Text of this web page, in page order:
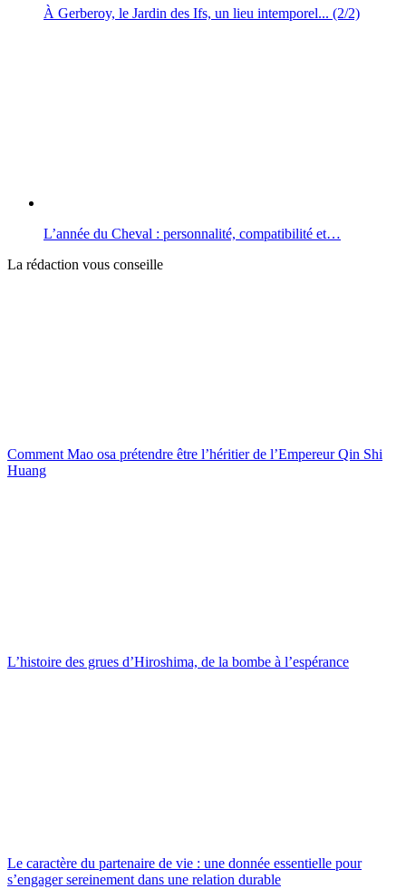
À Gerberoy, le Jardin des Ifs, un lieu intemporel... (2/2)
L’année du Cheval : personnalité, compatibilité et…
La rédaction vous conseille
Comment Mao osa prétendre être l’héritier de l’Empereur Qin Shi
Huang
L’histoire des grues d’Hiroshima, de la bombe à l’espérance
Le caractère du partenaire de vie : une donnée essentielle pour
s’engager sereinement dans une relation durable